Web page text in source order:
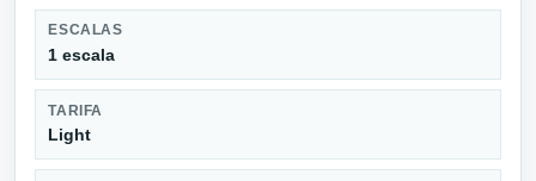
ESCALAS
1 escala
TARIFA
Light